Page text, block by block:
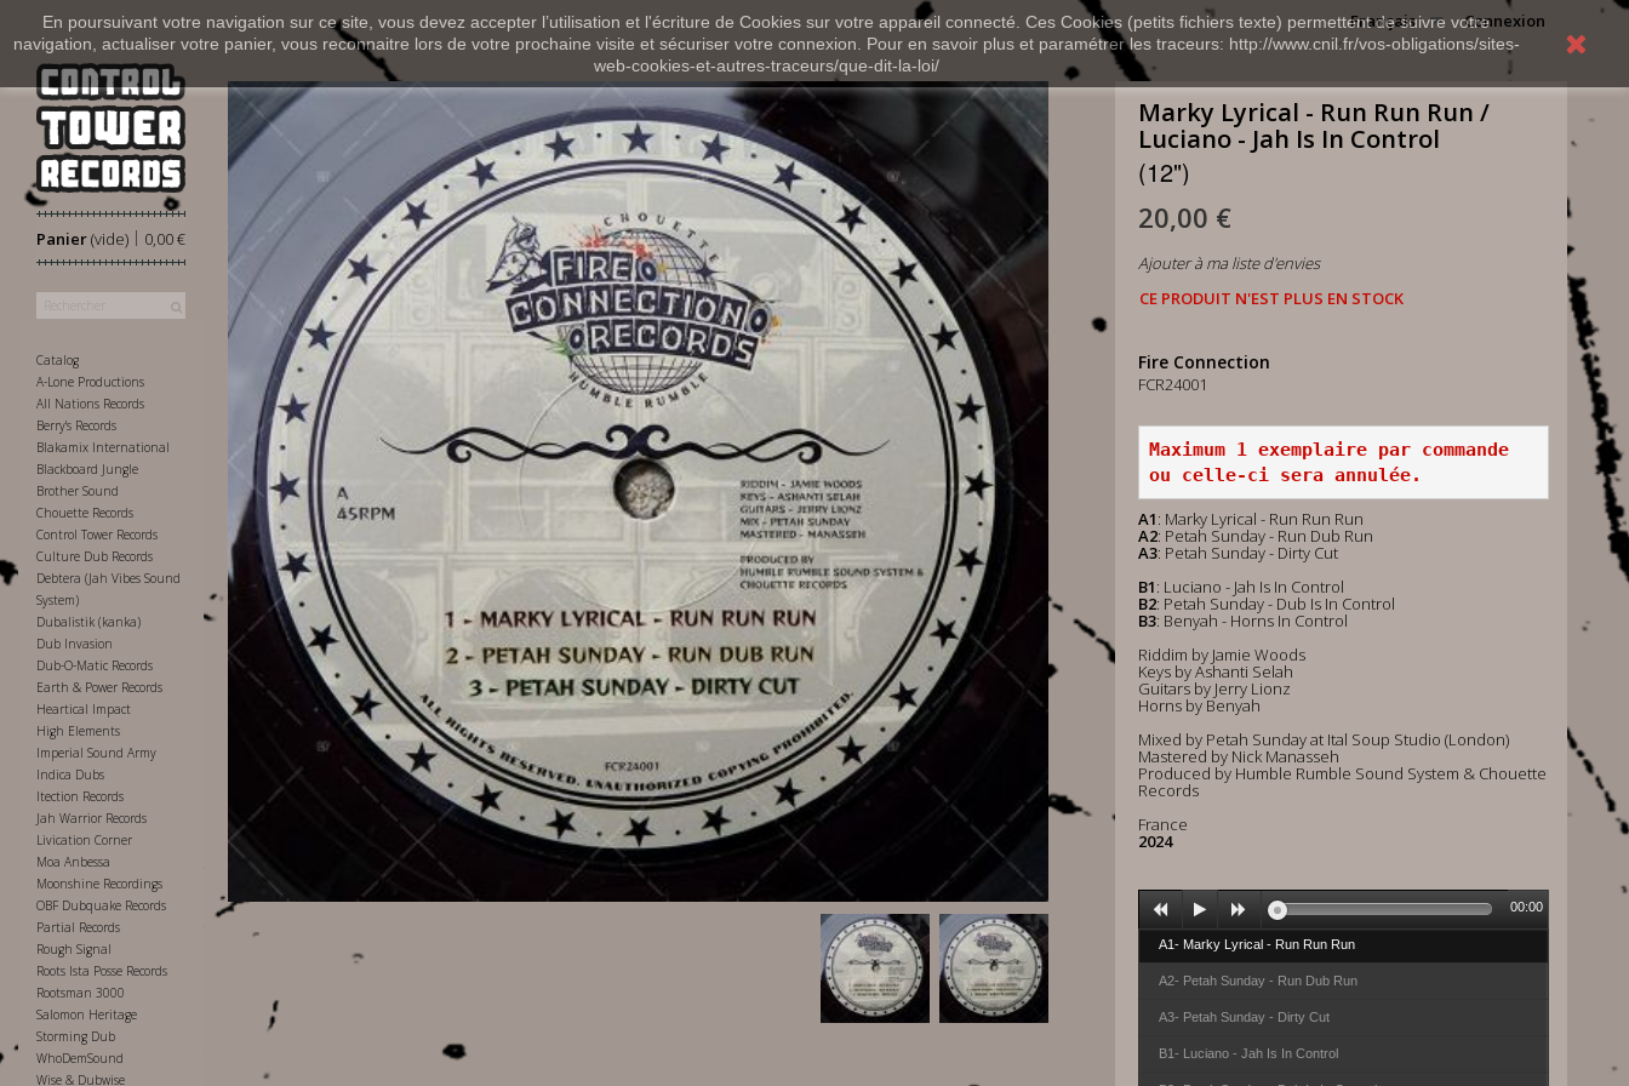
En poursuivant votre navigation sur ce site, vous devez accepter l’utilisation et l'écriture de Cookies sur votre appareil connecté. Ces Cookies (petits fichiers texte) permettent de suivre votre
navigation, actualiser votre panier, vous reconnaitre lors de votre prochaine visite et sécuriser votre connexion. Pour en savoir plus et paramétrer les traceurs: http://www.cnil.fr/vos-obligations/sites-
web-cookies-et-autres-traceurs/que-dit-la-loi/
Connexion
Français
Panier 0,00 €
|
(vide)
Catalog
A-Lone Productions
All Nations Records
Berry's Records
Blakamix International
Blackboard Jungle
Brother Sound
Chouette Records
Control Tower Records
Culture Dub Records
Debtera (Jah Vibes Sound
System)
Dubalistik (kanka)
Dub Invasion
Dub-O-Matic Records
Earth & Power Records
Heartical Impact
High Elements
Imperial Sound Army
Indica Dubs
Itection Records
Jah Warrior Records
Livication Corner
Moa Anbessa
Moonshine Recordings
OBF Dubquake Records
Partial Records
Rough Signal
Roots Ista Posse Records
Rootsman 3000
Salomon Heritage
Storming Dub
WhoDemSound
Wise & Dubwise
Marky Lyrical - Run Run Run /
Luciano - Jah Is In Control
(12")
20,00 €
Ajouter à ma liste d'envies
CE PRODUIT N'EST PLUS EN STOCK
Fire Connection
FCR24001
Maximum 1 exemplaire par commande
ou celle-ci sera annulée.
A1: Marky Lyrical - Run Run Run
A2: Petah Sunday - Run Dub Run
A3: Petah Sunday - Dirty Cut
B1: Luciano - Jah Is In Control
B2: Petah Sunday - Dub Is In Control
B3: Benyah - Horns In Control
Riddim by Jamie Woods
Keys by Ashanti Selah
Guitars by Jerry Lionz
Horns by Benyah
Mixed by Petah Sunday at Ital Soup Studio (London)
Mastered by Nick Manasseh
Produced by Humble Rumble Sound System & Chouette
Records
France
2024
A1- Marky Lyrical - Run Run Run
A2- Petah Sunday - Run Dub Run
A3- Petah Sunday - Dirty Cut
B1- Luciano - Jah Is In Control
00:00